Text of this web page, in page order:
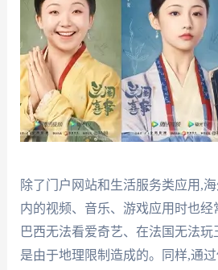
除了门户网站和生活服务类应用,
内的视频、音乐、游戏应用时也经
巴西无法看爱奇艺、在法国无法
是由于地理限制造成的。同样,通